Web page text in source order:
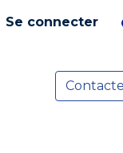
Se connecter